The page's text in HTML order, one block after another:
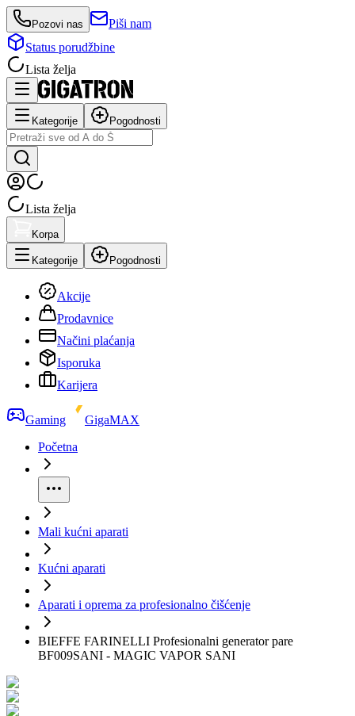
Pozovi nas
Piši nam
Status porudžbine
Lista želja
Kategorije Pogodnosti
Lista želja
Korpa
Kategorije Pogodnosti
Akcije
Prodavnice
Načini plaćanja
Isporuka
Karijera
Gaming
GigaMAX
Početna
Mali kućni aparati
Kućni aparati
Aparati i oprema za profesionalno čišćenje
BIEFFE FARINELLI Profesionalni generator pare
BF009SANI - MAGIC VAPOR SANI